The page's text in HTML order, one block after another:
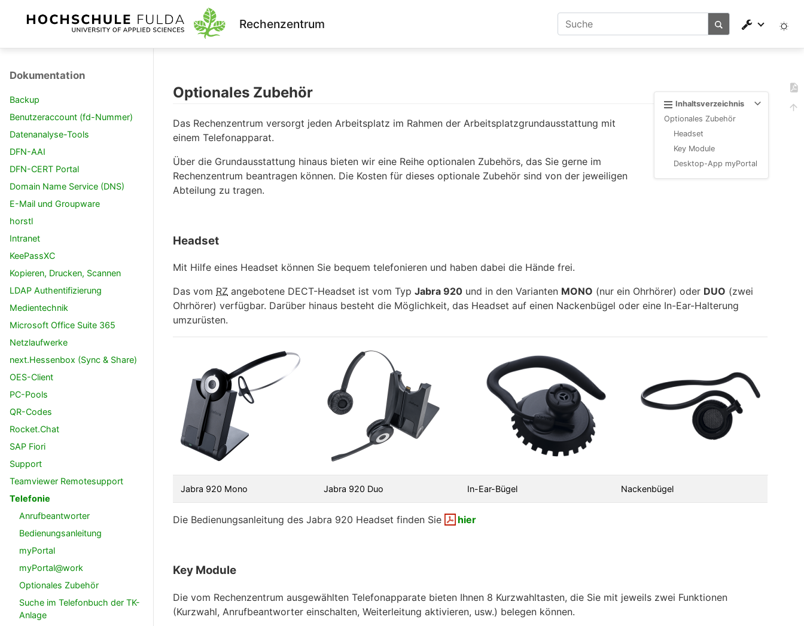
Rechenzentrum
Dokumentation
Backup
Benutzeraccount (fd-Nummer)
Datenanalyse-Tools
DFN-AAI
DFN-CERT Portal
Domain Name Service (DNS)
E-Mail und Groupware
horstl
Intranet
KeePassXC
Kopieren, Drucken, Scannen
LDAP Authentifizierung
Medientechnik
Microsoft Office Suite 365
Netzlaufwerke
next.Hessenbox (Sync & Share)
OES-Client
PC-Pools
QR-Codes
Rocket.Chat
SAP Fiori
Support
Teamviewer Remotesupport
Telefonie
Anrufbeantworter
Bedienungsanleitung
myPortal
myPortal@work
Optionales Zubehör
Suche im Telefonbuch der TK-
Anlage
Inhaltsverzeichnis
Optionales Zubehör
Headset
Key Module
Desktop-App myPortal
Optionales Zubehör
Das Rechenzentrum versorgt jeden Arbeitsplatz im Rahmen der Arbeitsplatzgrundausstattung mit
einem Telefonapparat.
Über die Grundausstattung hinaus bieten wir eine Reihe optionalen Zubehörs, das Sie gerne im
Rechenzentrum beantragen können. Die Kosten für dieses optionale Zubehör sind von der jeweiligen
Abteilung zu tragen.
Headset
Mit Hilfe eines Headset können Sie bequem telefonieren und haben dabei die Hände frei.
Das vom RZ angebotene DECT-Headset ist vom Typ Jabra 920 und in den Varianten MONO (nur ein Ohrhörer) oder DUO (zwei
Ohrhörer) verfügbar. Darüber hinaus besteht die Möglichkeit, das Headset auf einen Nackenbügel oder eine In-Ear-Halterung
umzurüsten.
Jabra 920 Mono Jabra 920 Duo In-Ear-Bügel Nackenbügel
Die Bedienungsanleitung des Jabra 920 Headset finden Sie hier
Key Module
Die vom Rechenzentrum ausgewählten Telefonapparate bieten Ihnen 8 Kurzwahltasten, die Sie mit jeweils zwei Funktionen
(Kurzwahl, Anrufbeantworter einschalten, Weiterleitung aktivieren, usw.) belegen können.